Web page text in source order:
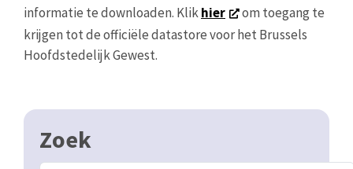
informatie te downloaden. Klikhier
om toegang te
krijgen tot de officiële datastore voor het Brussels
Hoofdstedelijk Gewest.
Zoek